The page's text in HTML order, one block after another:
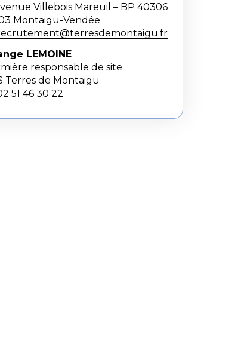
Villebois Mareuil – BP 40306
Montaigu-Vendée
LEMOINE
responsable de site
Terres de Montaigu
51 46 30 22